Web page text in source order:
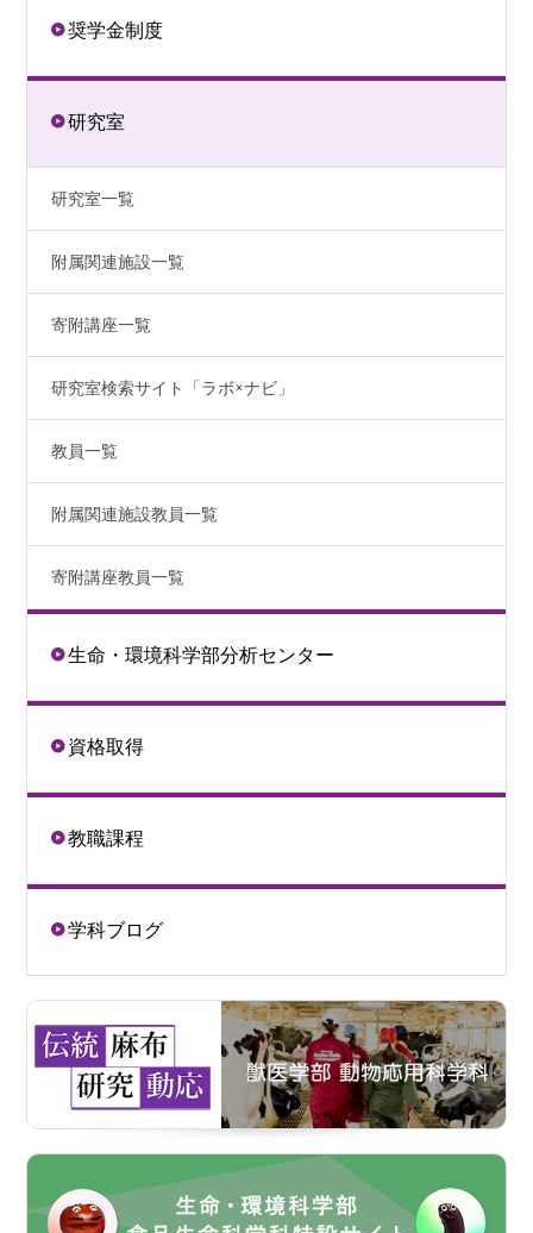
奨学金制度
研究室
研究室一覧
附属関連施設一覧
寄附講座一覧
研究室検索サイト「ラボ×ナビ」
教員一覧
附属関連施設教員一覧
寄附講座教員一覧
生命・環境科学部分析センター
資格取得
教職課程
学科ブログ